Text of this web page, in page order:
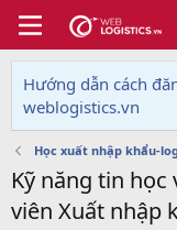
Hướng dẫn cách
weblogistics.vn
Học xuất nhập khẩu-
Kỹ năng tin
viên Xuất nhập